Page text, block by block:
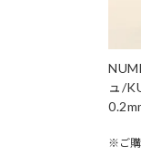
ュ/
※ご